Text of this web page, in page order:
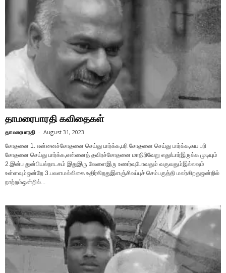
தாமரைபாரதி கவிதைகள்
தாமரைபாரதி - August 31, 2023
சோதனை 1. என்னைச்சோதனை செய்து பார்க்க,பரி சோதனை செய்து பார்க்க,சுய பரி
சோதனை செய்து பார்க்க,என்னைத் தவிரச்சோதனை மாதிரிவேறு எது/யார்இருக்க முடியும்
2.இன்ப துன்பியல்நாடகம் இதுஇரு வேளைஇரு உணர்வுபோவதும் வருவதும்இல்லவும்
உள்ளவும்ஒன்றே 3.பவளமல்லிகை உதிர்கிறதுஇளஞ்சிவப்புச் செம்பருத்தி மலர்கிறதுஒன்றில்
நாற்றம்ஒன்றில்...